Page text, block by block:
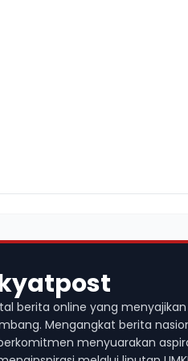
berita online yang menyajikan
Mengangkat berita
menyuarakan